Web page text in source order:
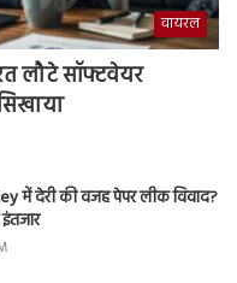
वायरल
लौटे सॉफ्टवेयर
में देरी की वजह पेपर लीक विवाद?